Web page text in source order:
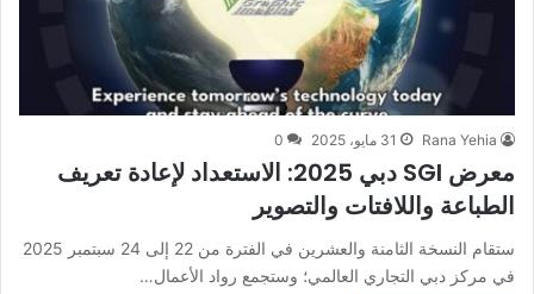
Rana Yehia 31 مايو، 2025 0
معرض SGI دبي 2025: الاستعداد لإعادة تعريف
الطباعة واللافتات والتصوير
ستقام النسخة الثامنة والعشرين في الفترة من 22 إلى 24 سبتمبر 2025
في مركز دبي التجاري العالمي؛ وستجمع رواد الأعمال…